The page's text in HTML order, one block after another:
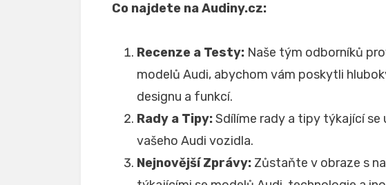
Co najdete na Audiny.cz:
Recenze a Testy: Naše tým odborníků
modelů Audi, abychom vám poskytli
designu a funkcí.
Rady a Tipy:Sdílíme rady a tipy týkající
vašeho Audi vozidla.
Nejnovější Zprávy: Zůstaňte v obraze s